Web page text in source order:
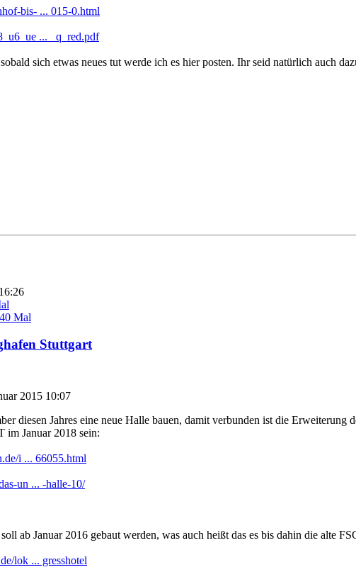
bis- ... 015-0.html
... _q_red.pdf
sich etwas neues tut werde ich es hier posten. Ihr seid natürlich auch
Mal
Stuttgart
2015 10:07
diesen Jahres eine neue Halle bauen, damit verbunden ist die
im Januar 2018 sein:
i ... 66055.html
un ... -halle-10/
ab Januar 2016 gebaut werden, was auch heißt das es bis dahin die alte
lok ... gresshotel